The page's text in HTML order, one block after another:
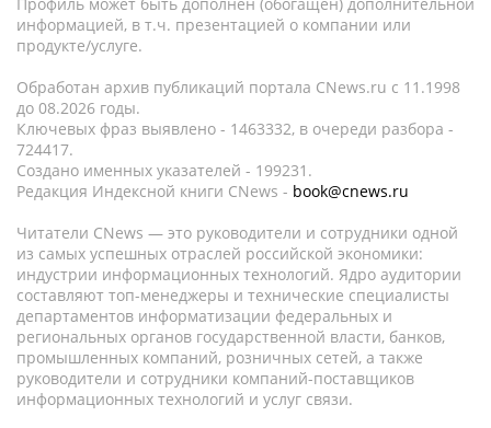
информацией, в т.ч. презентацией о компании или
продукте/услуге.
Обработан архив публикаций портала CNews.ru c 11.1998
до 08.2026 годы.
Ключевых фраз выявлено - 1463332, в очереди разбора -
724417.
Создано именных указателей - 199231.
Редакция Индексной книги CNews - book@cnews.ru
Читатели CNews — это руководители и сотрудники одной
из самых успешных отраслей российской экономики:
индустрии информационных технологий. Ядро аудитории
составляют топ-менеджеры и технические специалисты
департаментов информатизации федеральных и
региональных органов государственной власти, банков,
промышленных компаний, розничных сетей, а также
руководители и сотрудники компаний-поставщиков
информационных технологий и услуг связи.